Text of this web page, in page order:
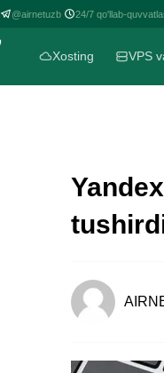
@airnetuzb| 24/7 qo'llab-
Xosting VPS